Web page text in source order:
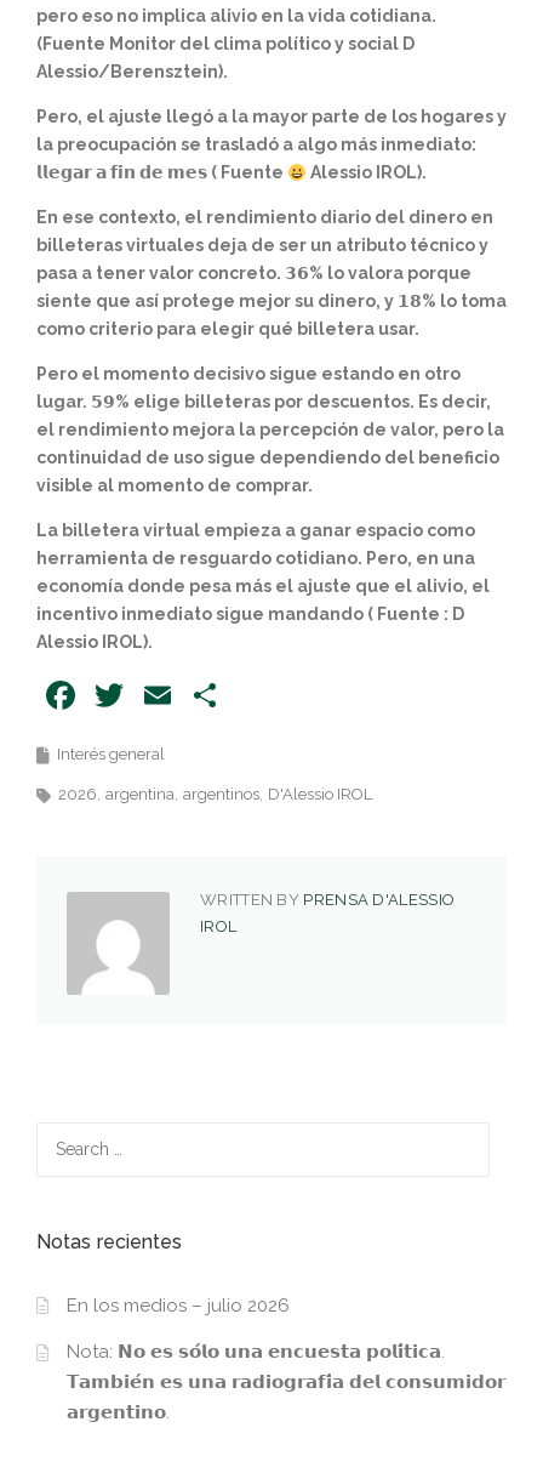
pero eso no implica alivio en la vida cotidiana.
(Fuente Monitor del clima político y social D
Alessio/Berensztein).
Pero, el ajuste llegó a la mayor parte de los hogares y
la preocupación se trasladó a algo más inmediato:
𝗹𝗹𝗲𝗴𝗮𝗿 𝗮 𝗳𝗶𝗻 𝗱𝗲 𝗺𝗲𝘀 ( Fuente
Alessio IROL).
En ese contexto, el rendimiento diario del dinero en
billeteras virtuales deja de ser un atributo técnico y
pasa a tener valor concreto. 𝟯𝟲% lo valora porque
siente que así protege mejor su dinero, y 𝟭𝟴% lo toma
como criterio para elegir qué billetera usar.
Pero el momento decisivo sigue estando en otro
lugar. 𝟱𝟵% elige billeteras por descuentos. Es decir,
el rendimiento mejora la percepción de valor, pero la
continuidad de uso sigue dependiendo del beneficio
visible al momento de comprar.
La billetera virtual empieza a ganar espacio como
herramienta de resguardo cotidiano. Pero, en una
economía donde pesa más el ajuste que el alivio, el
incentivo inmediato sigue mandando ( Fuente : D
Alessio IROL).
Facebook
Twitter
Email
Interés general
2026 argentina argentinos D'Alessio IROL
WRITTEN BY PRENSA D'ALESSIO
IROL
Notas recientes
En los medios – julio 2026
Nota: 𝗡𝗼 𝗲𝘀 𝘀𝗼́𝗹𝗼 𝘂𝗻𝗮 𝗲𝗻𝗰𝘂𝗲𝘀𝘁𝗮 𝗽𝗼𝗹𝗶́𝘁𝗶𝗰𝗮.
𝗧𝗮𝗺𝗯𝗶𝗲́𝗻 𝗲𝘀 𝘂𝗻𝗮 𝗿𝗮𝗱𝗶𝗼𝗴𝗿𝗮𝗳𝗶́𝗮 𝗱𝗲𝗹 𝗰𝗼𝗻𝘀𝘂𝗺𝗶𝗱𝗼𝗿
𝗮𝗿𝗴𝗲𝗻𝘁𝗶𝗻𝗼.